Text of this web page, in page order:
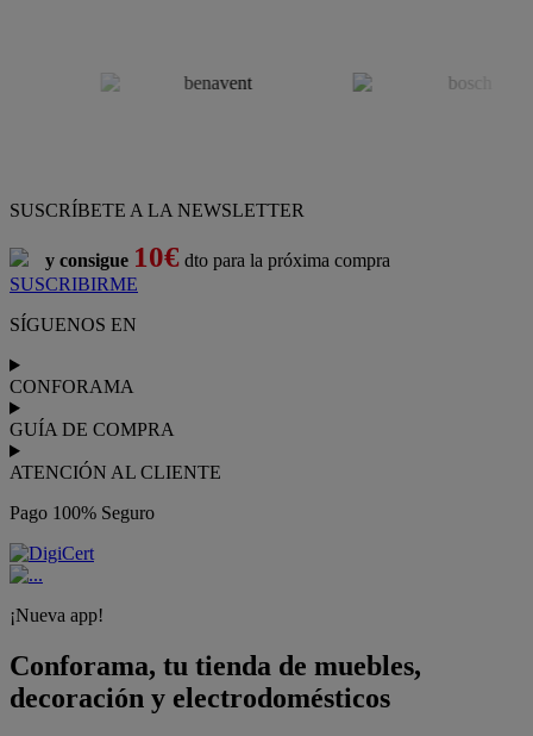
SUSCRÍBETE A LA NEWSLETTER
y consigue 10€ dto para la próxima compra
SUSCRIBIRME
SÍGUENOS EN
CONFORAMA
GUÍA DE COMPRA
ATENCIÓN AL CLIENTE
Pago 100% Seguro
¡Nueva app!
Conforama, tu tienda de muebles,
decoración y electrodomésticos